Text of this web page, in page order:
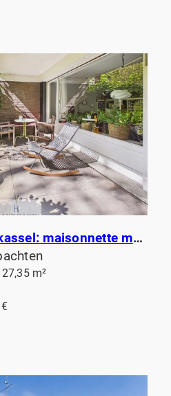
Düsseldorf-Niederkassel: maisonnette met terras aan de tuin en balkon. Op loopafstand van de Rijn!
m²